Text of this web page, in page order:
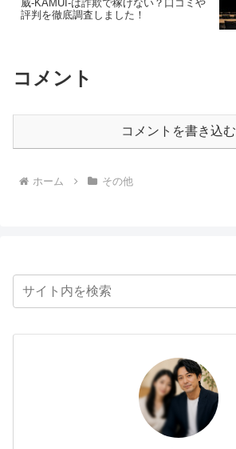
威-KAMUI-は詐欺で稼げない？口コミや
評判を徹底調査しました！
コメント
コメントを書き込む
ホーム その他